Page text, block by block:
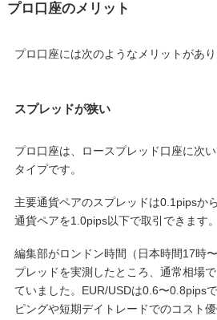
プロ口座のメリット
プロ口座には次のようなメリットがあり
スプレッドが狭い
プロ口座は、ロースプレッド口座に次
タイプです。
主要通貨ペアのスプレッドは0.1pipsか
通貨ペアを1.0pips以下で取引できます。
編集部がロンドン時間（日本時間17時
プレッドを実測したところ、通常相場
ていました。EUR/USDは0.6〜0.8pips
ピングや短期デイトレードでのコスト